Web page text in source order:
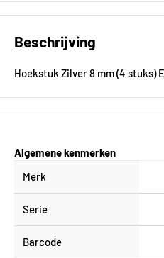
Beschrijving
Hoekstuk Zilver 8 mm (4 stuks)
Algemene kenmerken
Merk
Serie
Barcode